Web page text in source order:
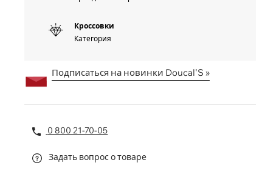
Кроссовки
Категория
Подписаться на новинки Doucal'S »
0 800 21-70-05
Задать вопрос о товаре